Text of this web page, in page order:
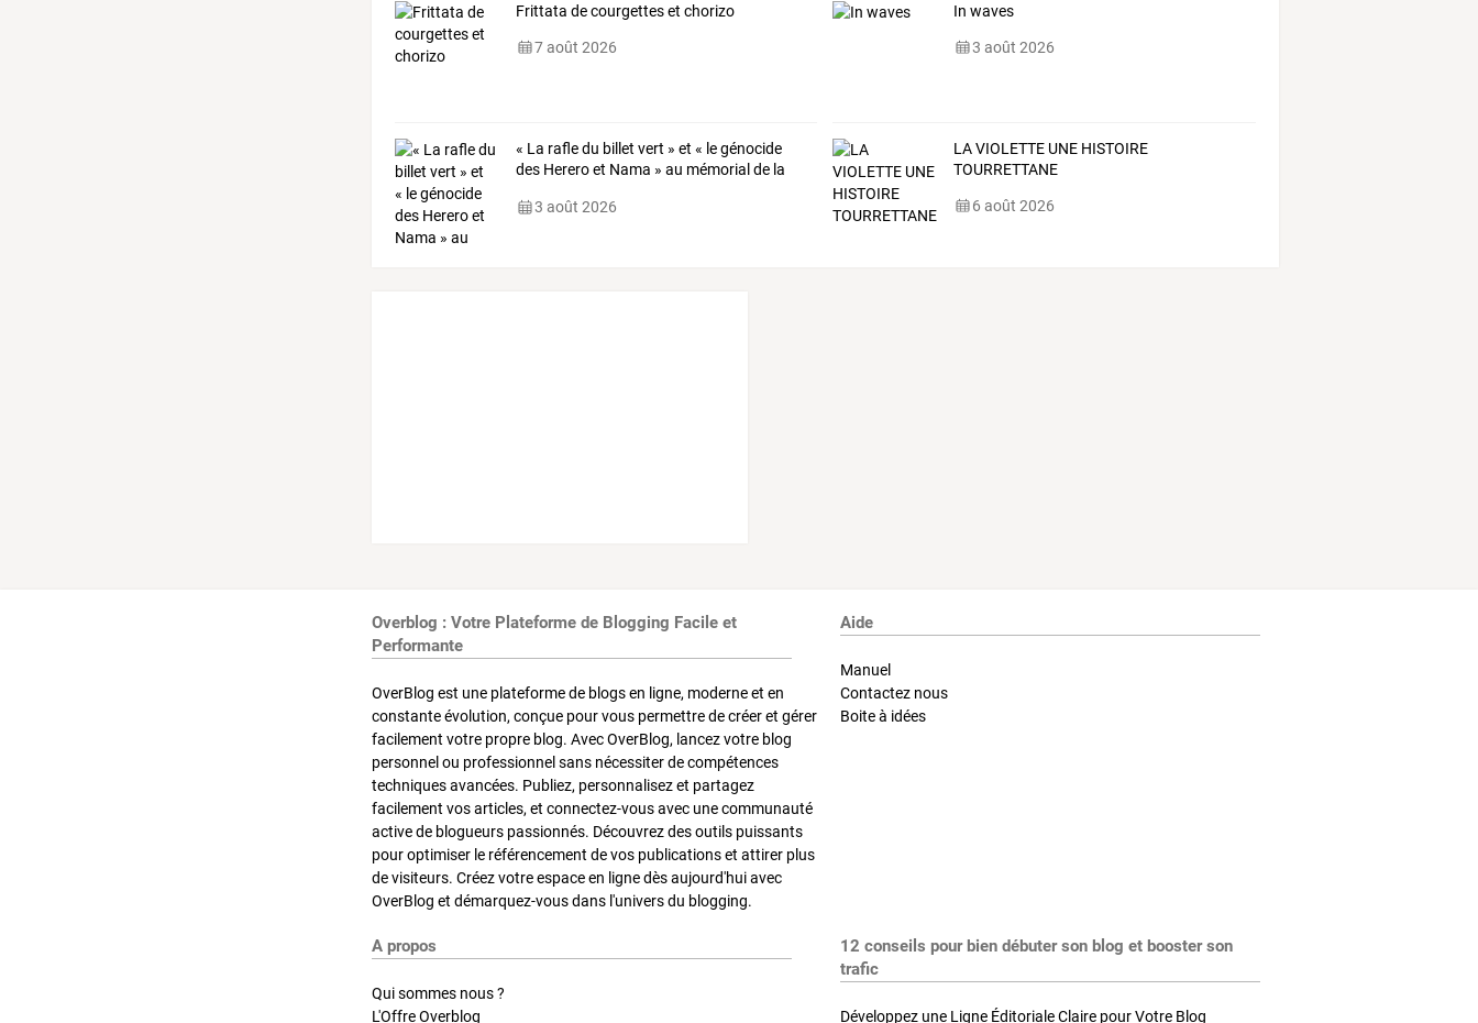
Frittata de courgettes et chorizo
7 août 2026
In waves
3 août 2026
« La rafle du billet vert » et « le génocide
des Herero et Nama » au mémorial de la
3 août 2026
LA VIOLETTE UNE HISTOIRE
TOURRETTANE
6 août 2026
Overblog : Votre Plateforme de Blogging Facile et
Performante
OverBlog est une plateforme de blogs en ligne, moderne et en
constante évolution, conçue pour vous permettre de créer et gérer
facilement votre propre blog. Avec OverBlog, lancez votre blog
personnel ou professionnel sans nécessiter de compétences
techniques avancées. Publiez, personnalisez et partagez
facilement vos articles, et connectez-vous avec une communauté
active de blogueurs passionnés. Découvrez des outils puissants
pour optimiser le référencement de vos publications et attirer plus
de visiteurs. Créez votre espace en ligne dès aujourd'hui avec
OverBlog et démarquez-vous dans l'univers du blogging.
Aide
Manuel
Contactez nous
Boite à idées
A propos
Qui sommes nous ?
L'Offre Overblog
12 conseils pour bien débuter son blog et booster son
trafic
Développez une Ligne Éditoriale Claire pour Votre Blog